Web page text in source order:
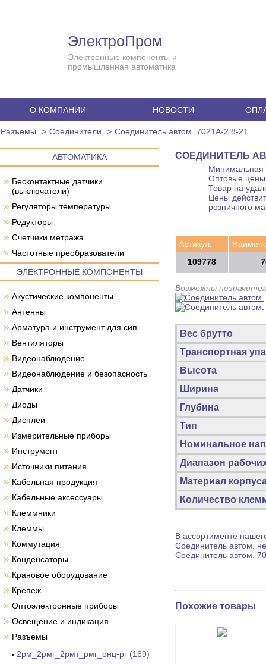
ЭлектроПром
Электронные компоненты и
промышленная автоматика
О КОМПАНИИ НОВОСТИ
Разъемы Cоединители Соединитель автом. 7021A-2.8-21
АВТОМАТИКА
» Бесконтактные датчики
(выключатели)
» Регуляторы температуры
» Редукторы
» Счетчики метража
» Частотные преобразователи
ЭЛЕКТРОННЫЕ КОМПОНЕНТЫ
» Акустические компоненты
» Антенны
» Арматура и инструмент для сип
» Вентиляторы
» Видеонаблюдение
» Видеонаблюдение и безопасность
» Датчики
» Диоды
» Дисплеи
» Измерительные приборы
» Инструмент
» Источники питания
» Кабельная продукция
» Кабельные аксессуары
» Клеммники
» Клеммы
» Коммутация
» Конденсаторы
» Крановое оборудование
» Крепеж
» Оптоэлектронные приборы
» Освещение и индикация
» Разъемы
2рм_2рмг_2рмт_рмг_онц-рг (169)
СОЕДИНИТЕЛЬ
Минимальная
Оптовые цены
Товар на
Цены
розничного
Артикул:
109778
Возможны
Вес брутто
Транспортная
Высота
Ширина
Глубина
Тип
Номинальное
Диапазон
Материал
Количество
В ассортименте
Соединитель автом.
Соединитель автом.
Похожие товары